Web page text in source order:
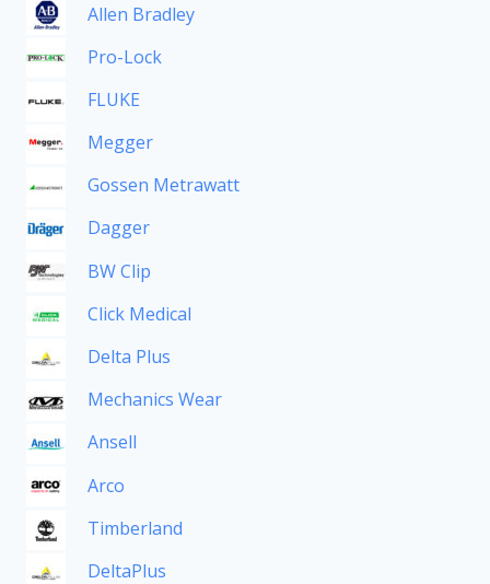
Allen Bradley
Pro-Lock
FLUKE
Megger
Gossen Metrawatt
Dagger
BW Clip
Click Medical
Delta Plus
Mechanics Wear
Ansell
Arco
Timberland
DeltaPlus